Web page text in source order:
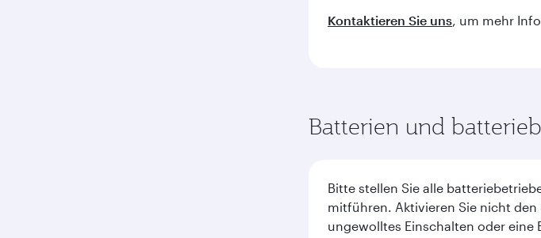
Kontaktieren Sie uns, um mehr
Batterien und
Bitte stellen Sie alle
mitführen. Aktivieren Sie nicht
ungewolltes Einschalten oder eine